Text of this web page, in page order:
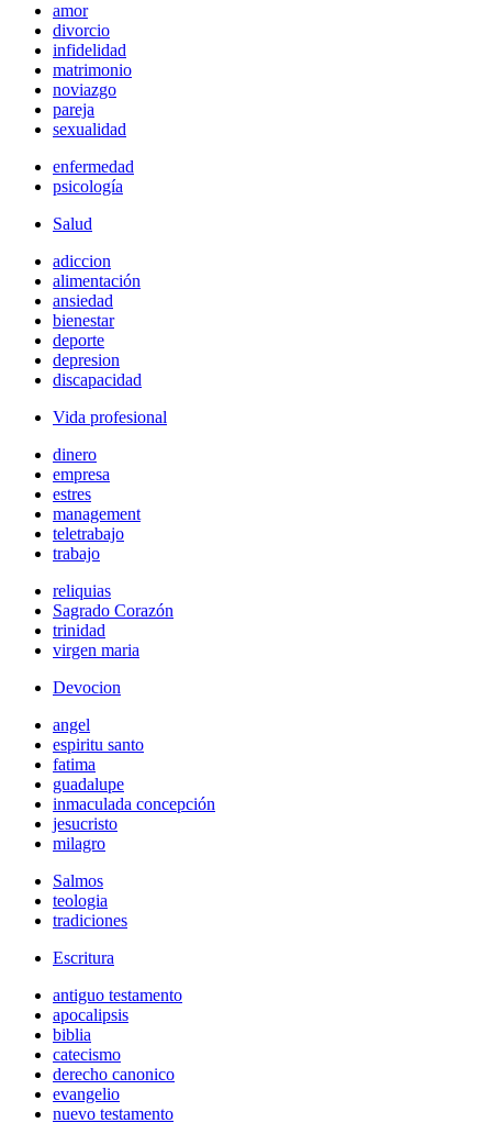
amor
divorcio
infidelidad
matrimonio
noviazgo
pareja
sexualidad
enfermedad
psicología
Salud
adiccion
alimentación
ansiedad
bienestar
deporte
depresion
discapacidad
Vida profesional
dinero
empresa
estres
management
teletrabajo
trabajo
reliquias
Sagrado Corazón
trinidad
virgen maria
Devocion
angel
espiritu santo
fatima
guadalupe
inmaculada concepción
jesucristo
milagro
Salmos
teologia
tradiciones
Escritura
antiguo testamento
apocalipsis
biblia
catecismo
derecho canonico
evangelio
nuevo testamento